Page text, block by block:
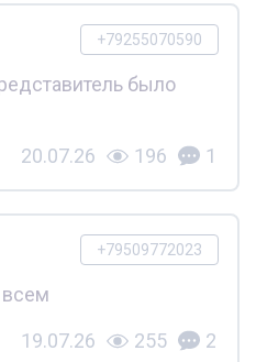
+79255070590
было
20.07.26 196 1
+79509772023
всем
19.07.26 255 2